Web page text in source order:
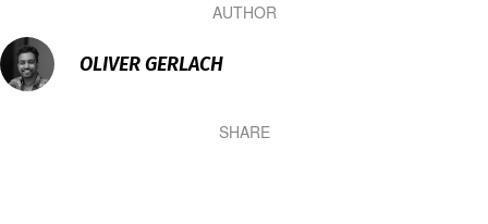
AUTHOR
OLIVER GERLACH
SHARE